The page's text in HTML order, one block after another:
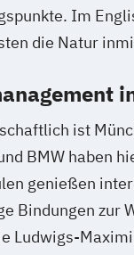
Im
die Natur
ist
BMW haben
genießen
Bindungen zur
Ludwigs-